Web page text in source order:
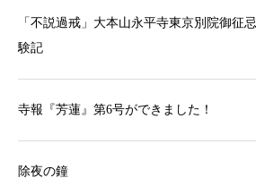
「不説過戒」大本山永平寺東京別院御征
験記
寺報『芳蓮』第6号ができました！
除夜の鐘